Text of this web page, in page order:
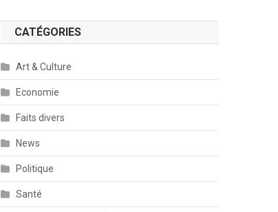
CATÉGORIES
Art & Culture
Economie
Faits divers
News
Politique
Santé